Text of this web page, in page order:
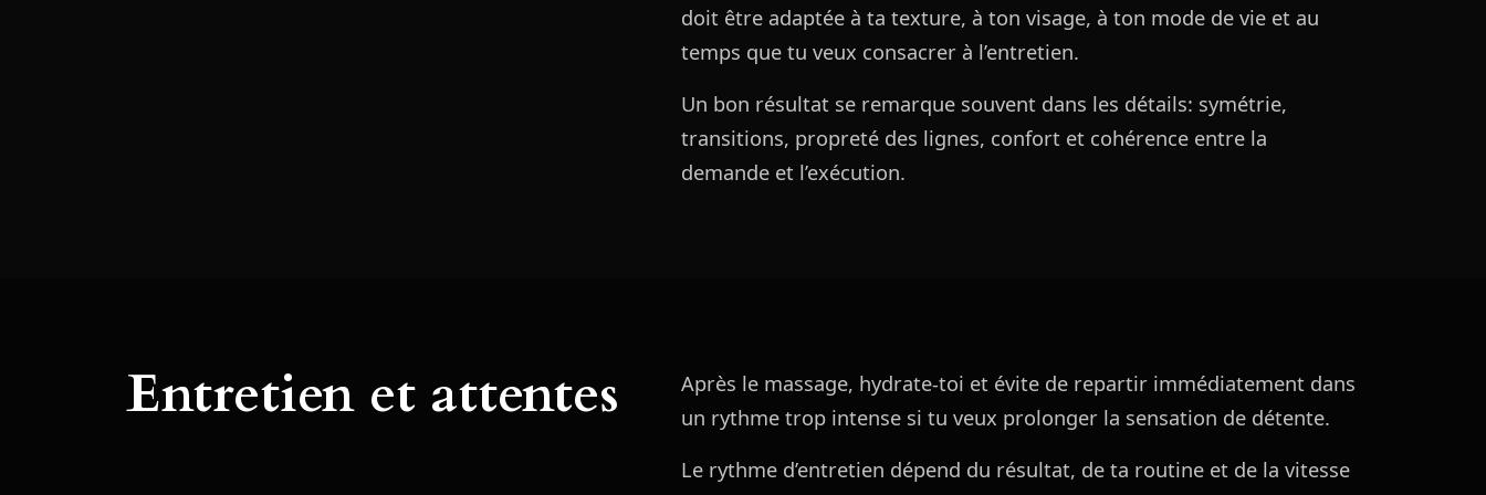
doit être adaptée à ta texture, à ton visage, à ton mode de vie et au
temps que tu veux consacrer à l’entretien.
Un bon résultat se remarque souvent dans les détails: symétrie,
transitions, propreté des lignes, confort et cohérence entre la
demande et l’exécution.
Entretien et attentes
Après le massage, hydrate-toi et évite de repartir immédiatement dans
un rythme trop intense si tu veux prolonger la sensation de détente.
Le rythme d’entretien dépend du résultat, de ta routine et de la vitesse